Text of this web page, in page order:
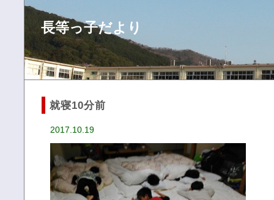
長等っ子だより
就寝10分前
2017.10.19